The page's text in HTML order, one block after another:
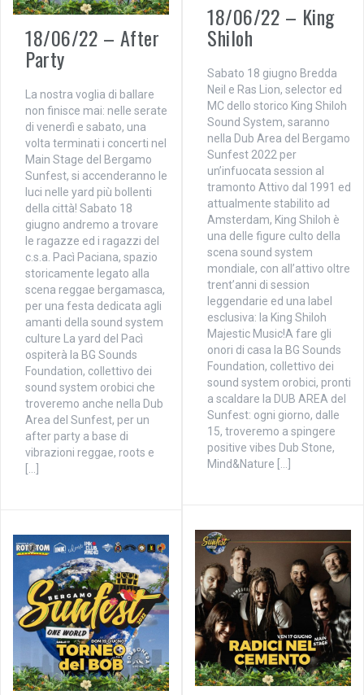
18/06/22 – King
Shiloh
Sabato 18 giugno Bredda
Neil e Ras Lion, selector ed
MC dello storico King Shiloh
Sound System, saranno
nella Dub Area del Bergamo
Sunfest 2022 per
un’infuocata session al
tramonto Attivo dal 1991 ed
attualmente stabilito ad
Amsterdam, King Shiloh è
una delle figure culto della
scena sound system
mondiale, con all’attivo oltre
trent’anni di session
leggendarie ed una label
esclusiva: la King Shiloh
Majestic Music!A fare gli
onori di casa la BG Sounds
Foundation, collettivo dei
sound system orobici, pronti
a scaldare la DUB AREA del
Sunfest: ogni giorno, dalle
15, troveremo a spingere
positive vibes Dub Stone,
Mind&Nature […]
18/06/22 – After
Party
La nostra voglia di ballare
non finisce mai: nelle serate
di venerdì e sabato, una
volta terminati i concerti nel
Main Stage del Bergamo
Sunfest, si accenderanno le
luci nelle yard più bollenti
della città! Sabato 18
giugno andremo a trovare
le ragazze ed i ragazzi del
c.s.a. Pacì Paciana, spazio
storicamente legato alla
scena reggae bergamasca,
per una festa dedicata agli
amanti della sound system
culture La yard del Pacì
ospiterà la BG Sounds
Foundation, collettivo dei
sound system orobici che
troveremo anche nella Dub
Area del Sunfest, per un
after party a base di
vibrazioni reggae, roots e